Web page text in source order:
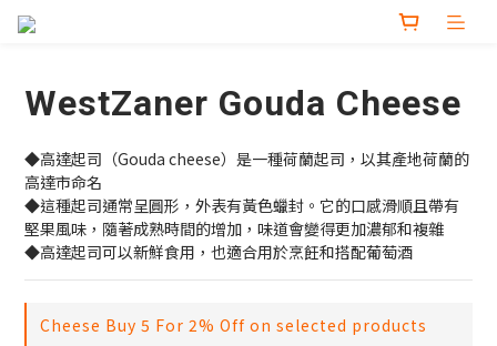
WestZaner Gouda Cheese
◆高達起司（Gouda cheese）是一種荷蘭起司，以其產地荷蘭的
高達市命名
◆這種起司通常呈圓形，外表有黃色蠟封。它的口感滑順且帶有
堅果風味，隨著成熟時間的增加，味道會變得更加濃郁和複雜
◆高達起司可以新鮮食用，也適合用於烹飪和搭配葡萄酒
Cheese Buy 5 For 2% Off on selected products